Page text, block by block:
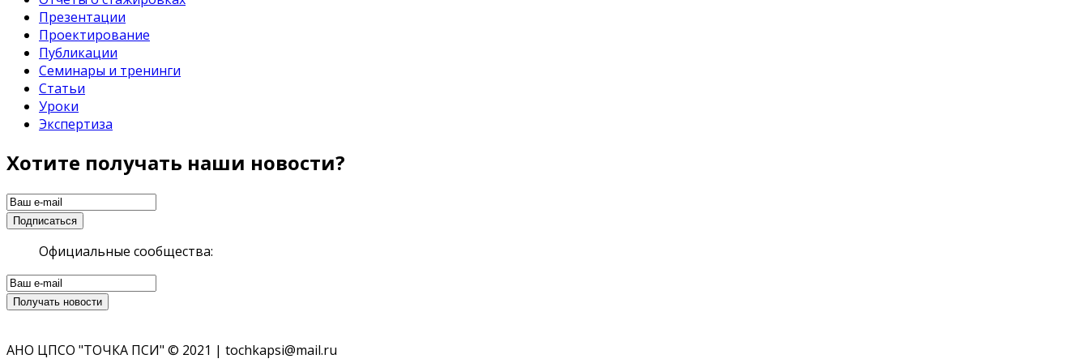
Презентации
Проектирование
Публикации
Семинары и тренинги
Статьи
Уроки
Экспертиза
Хотите получать наши новости?
Официальные сообщества:
АНО ЦПСО "ТОЧКА ПСИ" © 2021 | tochkapsi@mail.ru